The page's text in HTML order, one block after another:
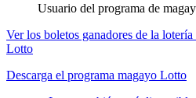
Usuario del programa de
Ver los boletos ganadores de la
Lotto
Descarga el programa magayo Lotto